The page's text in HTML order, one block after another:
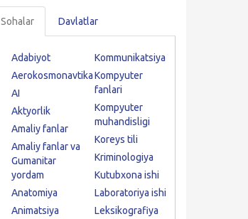
Sohalar Davlatlar
Adabiyot
Aerokosmonavtika
AI
Aktyorlik
Amaliy fanlar
Amaliy fanlar va
Gumanitar
yordam
Anatomiya
Animatsiya
Kommunikatsiya
Kompyuter
fanlari
Kompyuter
muhandisligi
Koreys tili
Kriminologiya
Kutubxona ishi
Laboratoriya ishi
Leksikografiya